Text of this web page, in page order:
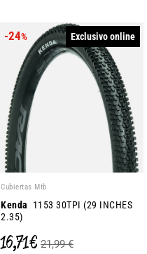
-24% Exclusivo online
Cubiertas Mtb
Kenda 1153 30TPI (29 INCHES
2.35)
16,71 € 21,99 €